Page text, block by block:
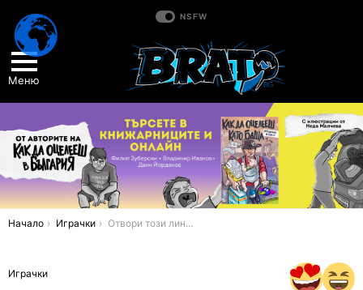
NSFW
Меню
You are here:
Начало Играчки Отвори този линк, за да те повозим на Лада от 81-а (ВИДЕО)
Играчки